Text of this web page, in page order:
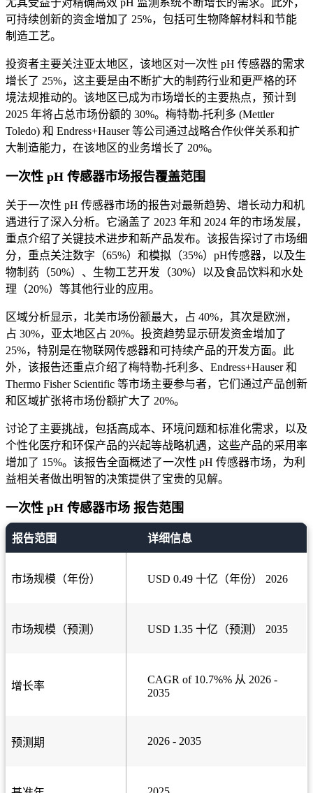
尤其受益于对精确高效 pH 监测系统不断增长的需求。此外，
可持续创新的资金增加了 25%，包括可生物降解材料和节能
制造工艺。
投资者主要关注亚太地区，该地区对一次性 pH 传感器的需求
增长了 25%，这主要是由不断扩大的制药行业和更严格的环
境法规推动的。该地区已成为市场增长的主要热点，预计到
2025 年将占总市场份额的 30%。梅特勒-托利多 (Mettler
Toledo) 和 Endress+Hauser 等公司通过战略合作伙伴关系和扩
大制造能力，在该地区的业务增长了 20%。
一次性 pH 传感器市场报告覆盖范围
关于一次性 pH 传感器市场的报告对最新趋势、增长动力和机
遇进行了深入分析。它涵盖了 2023 年和 2024 年的市场发展，
重点介绍了关键技术进步和新产品发布。该报告探讨了市场细
分，重点关注数字（65%）和模拟（35%）pH传感器，以及生
物制药（50%）、生物工艺开发（30%）以及食品饮料和水处
理（20%）等其他行业的应用。
区域分析显示，北美市场份额最大，占 40%，其次是欧洲，
占 30%，亚太地区占 20%。投资趋势显示研发资金增加了
25%，特别是在物联网传感器和可持续产品的开发方面。此
外，该报告还重点介绍了梅特勒-托利多、Endress+Hauser 和
Thermo Fisher Scientific 等市场主要参与者，它们通过产品创新
和区域扩张将市场份额扩大了 20%。
讨论了主要挑战，包括高成本、环境问题和标准化需求，以及
个性化医疗和环保产品的兴起等战略机遇，这些产品的采用率
增加了 15%。该报告全面概述了一次性 pH 传感器市场，为利
益相关者做出明智的决策提供了宝贵的见解。
一次性 pH 传感器市场 报告范围
报告范围 详细信息
市场规模（年份） USD 0.49 十亿（年份） 2026
市场规模（预测） USD 1.35 十亿（预测） 2035
增长率
CAGR of 10.7%% 从 2026 -
2035
预测期 2026 - 2035